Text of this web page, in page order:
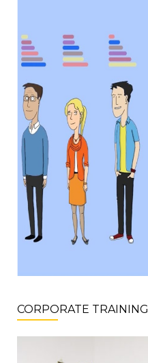
CORPORATE TRAINING